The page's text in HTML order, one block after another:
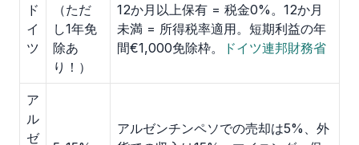
ド
イ
ツ
（ただ
し1年免
除あ
り！）
12か月以上保有 = 税金0%。12か月
未満 = 所得税率適用。短期利益の年
間€1,000免除枠。
ドイツ連邦財務省
ア
ル
ゼ
アルゼンチンペソでの売却は5%、外